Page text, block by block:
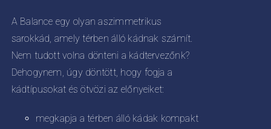
A Balance egy olyan aszimmetrikus
sarokkád, amely térben álló kádnak számít.
Nem tudott volna dönteni a kádtervezőnk?
Dehogynem, úgy döntött, hogy fogja a
kádtípusokat és ötvözi az előnyeiket:
megkapja a térben álló kádak kompakt